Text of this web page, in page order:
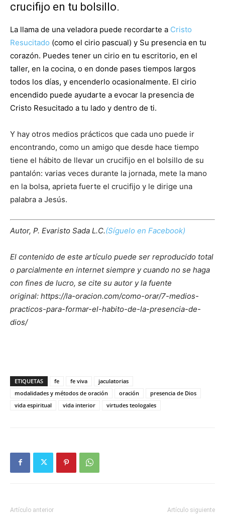
crucifijo en tu bolsillo.
La llama de una veladora puede recordarte a Cristo
Resucitado (como el cirio pascual) y Su presencia en tu
corazón. Puedes tener un cirio en tu escritorio, en el
taller, en la cocina, o en donde pases tiempos largos
todos los días, y encenderlo ocasionalmente. El cirio
encendido puede ayudarte a evocar la presencia de
Cristo Resucitado a tu lado y dentro de ti.
Y hay otros medios prácticos que cada uno puede ir
encontrando, como un amigo que desde hace tiempo
tiene el hábito de llevar un crucifijo en el bolsillo de su
pantalón: varias veces durante la jornada, mete la mano
en la bolsa, aprieta fuerte el crucifijo y le dirige una
palabra a Jesús.
Autor, P. Evaristo Sada L.C.(Síguelo en Facebook)
El contenido de este artículo puede ser reproducido total
o parcialmente en internet siempre y cuando no se haga
con fines de lucro, se cite su autor y la fuente
original: https://la-oracion.com/como-orar/7-medios-
practicos-para-formar-el-habito-de-la-presencia-de-
dios/
ETIQUETAS fe fe viva
jaculatorias
modalidades y métodos de oración
oración
presencia de Dios
vida espiritual
vida interior virtudes teologales
Artículo anterior Artículo siguiente